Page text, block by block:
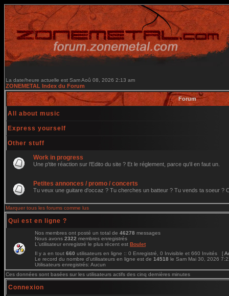
La date/heure actuelle est Sam Aoû 08, 2026 2:13 am
ZONEMETAL Index du Forum
Forum
All about music
Express yourself
Other stuff
Work in progress
Une p'tite réaction sur l'Edito du site ? Et le réglement, parce qu'il en faut un.
Petites annonces / promo / concerts
Tu veux une guitare d'occaz ? Tu cherches un batteur ? Tu vends ta soeur ?
Marquer tous les forums comme lus
Qui est en ligne ?
Nos membres ont posté un total de 46278 messages
Nous avons 2322 membres enregistrés
L'utilisateur enregistré le plus récent est Boulet
Il y a en tout 660 utilisateurs en ligne :: 0 Enregistré, 0 Invisible et 660 Invités [
Le record du nombre d'utilisateurs en ligne est de 14518 le Sam Mai 30, 2026
Utilisateurs enregistrés: Aucun
Ces données sont basées sur les utilisateurs actifs des cinq dernières minutes
Connexion